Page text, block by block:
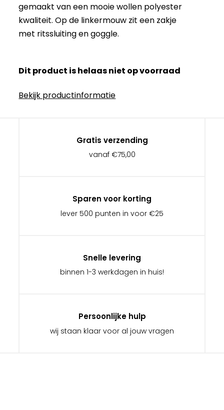
gemaakt van een mooie wollen polyester
kwaliteit. Op de linkermouw zit een zakje
met ritssluiting en goggle.
Dit product is helaas niet op voorraad
Bekijk productinformatie
Gratis verzending
vanaf €75,00
Sparen voor korting
lever 500 punten in voor €25
Snelle levering
binnen 1-3 werkdagen in huis!
Persoonlijke hulp
wij staan klaar voor al jouw vragen